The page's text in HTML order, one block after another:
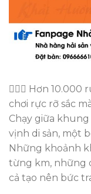
🏃‍♂️✨ Hơn
chơi rực rỡ sắc
Chạy giữa
vịnh di sản, một
Những khoảnh
từng km, những
cả tạo nên bức